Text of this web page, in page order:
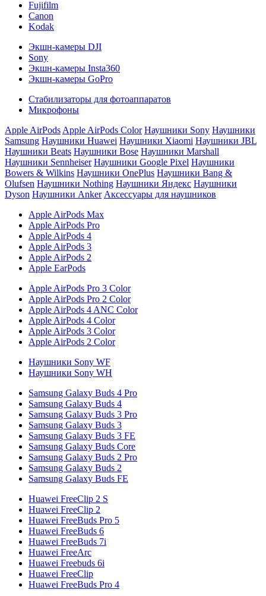
Fujifilm
Canon
Kodak
Экшн-камеры DJI
Sony
Экшн-камеры Insta360
Экшн-камеры GoPro
Стабилизаторы для фотоаппаратов
Микрофоны
Apple AirPods Apple AirPods Color Наушники Sony Наушники
Samsung Наушники Huawei Наушники Xiaomi Наушники JBL
Наушники Beats Наушники Bose Наушники Marshall
Наушники Sennheiser Наушники Google Pixel Наушники
Bowers & Wilkins Наушники OnePlus Наушники Bang &
Olufsen Наушники Nothing Наушники Яндекс Наушники
Dyson Наушники Anker Аксессуары для наушников
Apple AirPods Max
Apple AirPods Pro
Apple AirPods 4
Apple AirPods 3
Apple AirPods 2
Apple EarPods
Apple AirPods Pro 3 Color
Apple AirPods Pro 2 Color
Apple AirPods 4 ANC Color
Apple AirPods 4 Color
Apple AirPods 3 Color
Apple AirPods 2 Color
Наушники Sony WF
Наушники Sony WH
Samsung Galaxy Buds 4 Pro
Samsung Galaxy Buds 4
Samsung Galaxy Buds 3 Pro
Samsung Galaxy Buds 3
Samsung Galaxy Buds 3 FE
Samsung Galaxy Buds Core
Samsung Galaxy Buds 2 Pro
Samsung Galaxy Buds 2
Samsung Galaxy Buds FE
Huawei FreeClip 2 S
Huawei FreeClip 2
Huawei FreeBuds Pro 5
Huawei FreeBuds 6
Huawei FreeBuds 7i
Huawei FreeArc
Huawei Freebuds 6i
Huawei FreeClip
Huawei FreeBuds Pro 4